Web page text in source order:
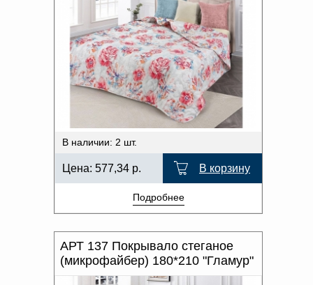
В наличии: 2 шт.
Цена: 577,34 р. В корзину
Подробнее
АРТ 137 Покрывало стеганое
(микрофайбер) 180*210 "Гламур"